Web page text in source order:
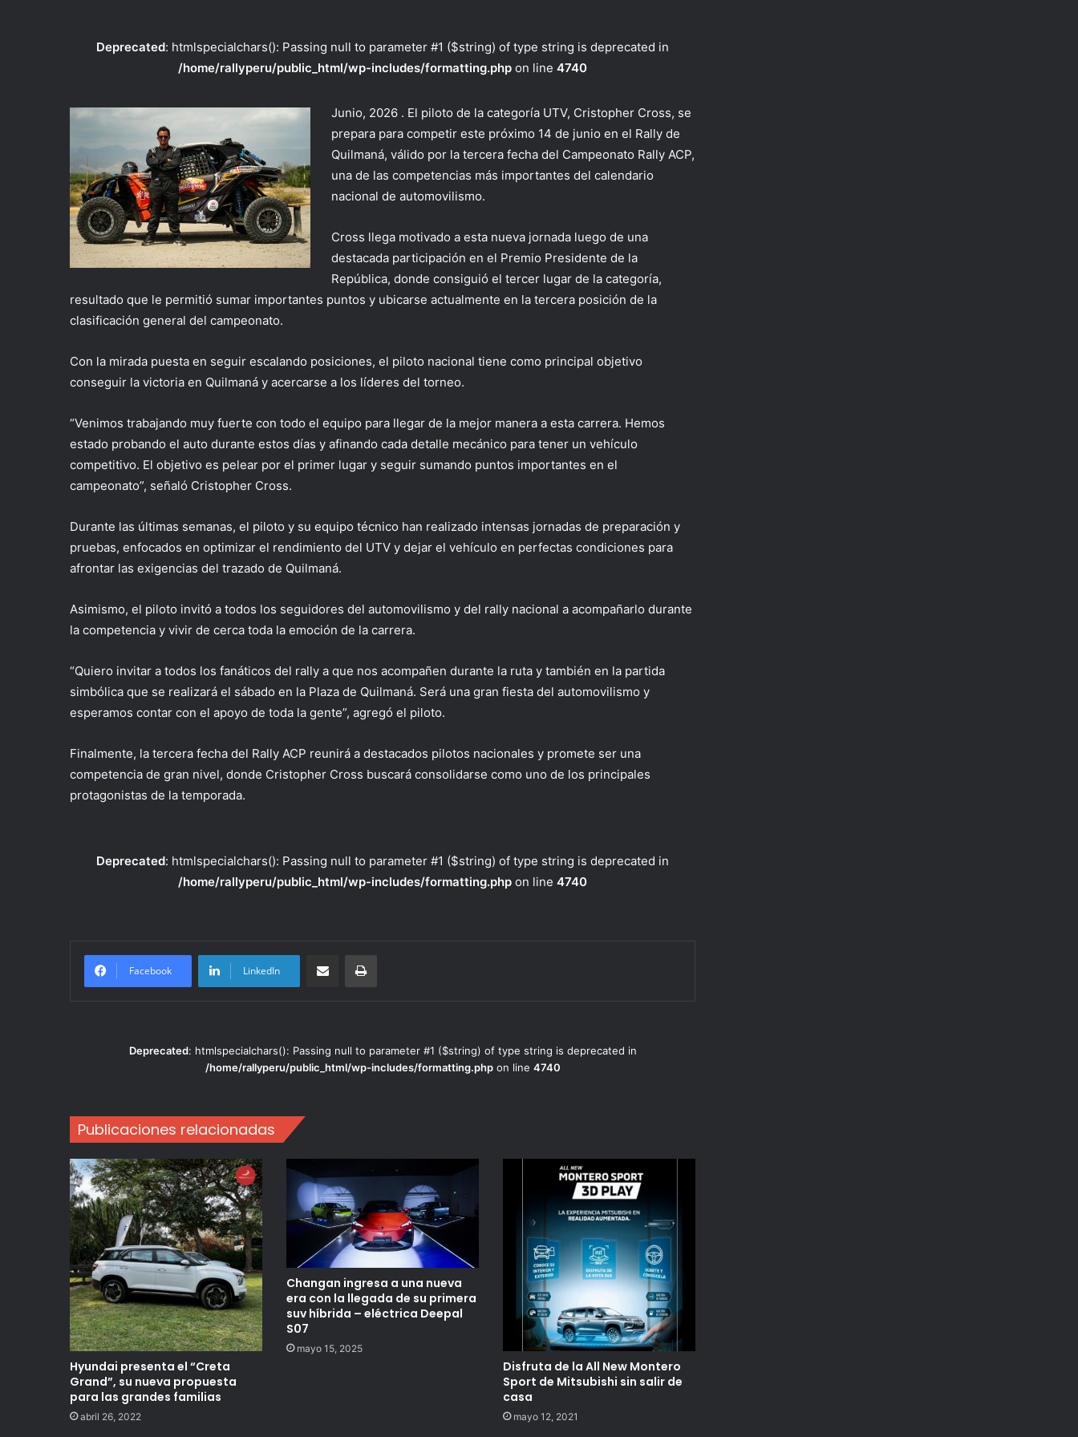
Deprecated: htmlspecialchars(): Passing null to parameter #1 ($string) of type string is deprecated in
/home/rallyperu/public_html/wp-includes/formatting.php on line 4740
Junio, 2026 . El piloto de la categoría UTV, Cristopher Cross, se
prepara para competir este próximo 14 de junio en el Rally de
Quilmaná, válido por la tercera fecha del Campeonato Rally ACP,
una de las competencias más importantes del calendario
nacional de automovilismo.
Cross llega motivado a esta nueva jornada luego de una
destacada participación en el Premio Presidente de la
República, donde consiguió el tercer lugar de la categoría,
resultado que le permitió sumar importantes puntos y ubicarse actualmente en la tercera posición de la
clasificación general del campeonato.
Con la mirada puesta en seguir escalando posiciones, el piloto nacional tiene como principal objetivo
conseguir la victoria en Quilmaná y acercarse a los líderes del torneo.
“Venimos trabajando muy fuerte con todo el equipo para llegar de la mejor manera a esta carrera. Hemos
estado probando el auto durante estos días y afinando cada detalle mecánico para tener un vehículo
competitivo. El objetivo es pelear por el primer lugar y seguir sumando puntos importantes en el
campeonato”, señaló Cristopher Cross.
Durante las últimas semanas, el piloto y su equipo técnico han realizado intensas jornadas de preparación y
pruebas, enfocados en optimizar el rendimiento del UTV y dejar el vehículo en perfectas condiciones para
afrontar las exigencias del trazado de Quilmaná.
Asimismo, el piloto invitó a todos los seguidores del automovilismo y del rally nacional a acompañarlo durante
la competencia y vivir de cerca toda la emoción de la carrera.
“Quiero invitar a todos los fanáticos del rally a que nos acompañen durante la ruta y también en la partida
simbólica que se realizará el sábado en la Plaza de Quilmaná. Será una gran fiesta del automovilismo y
esperamos contar con el apoyo de toda la gente”, agregó el piloto.
Finalmente, la tercera fecha del Rally ACP reunirá a destacados pilotos nacionales y promete ser una
competencia de gran nivel, donde Cristopher Cross buscará consolidarse como uno de los principales
protagonistas de la temporada.
Deprecated: htmlspecialchars(): Passing null to parameter #1 ($string) of type string is deprecated in
/home/rallyperu/public_html/wp-includes/formatting.php on line 4740
Facebook LinkedIn
Compartir por correo electrónicoImprimir
Deprecated: htmlspecialchars(): Passing null to parameter #1 ($string) of type string is deprecated in
/home/rallyperu/public_html/wp-includes/formatting.phpon line 4740
Publicaciones relacionadas
Hyundai presenta el “Creta
Grand”, su nueva propuesta
para las grandes familias
abril 26, 2022
Changan ingresa a una nueva
era con la llegada de su primera
suv híbrida – eléctrica Deepal
S07
mayo 15, 2025
Disfruta de la All New Montero
Sport de Mitsubishi sin salir de
casa
mayo 12, 2021